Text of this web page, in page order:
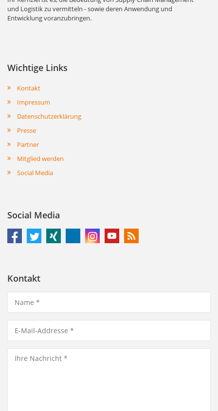
und Logistik zu vermitteln - sowie deren Anwendung und
Entwicklung voranzubringen.
Wichtige Links
Kontakt
Impressum
Datenschutzerklärung
Presse
Partner
Mitglied werden
Social Media
Social Media
Kontakt